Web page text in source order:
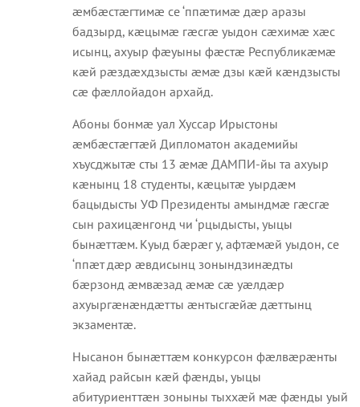
æмбæстæгтимæ се ‘ппæтимæ дæр аразы
бадзырд, кæцымæ гæсгæ уыдон сæхимæ хæс
исынц, ахуыр фæуыны фæстæ Республикæмæ
кæй рæздæхдзысты æмæ дзы кæй кæндзысты
сæ фæллойадон архайд.
Абоны бонмæ уал Хуссар Ирыстоны
æмбæстæгтæй Дипломатон академийы
хъусджытæ сты 13 æмæ ДАМПИ-йы та ахуыр
кæнынц 18 студенты, кæцытæ уырдæм
бацыдысты УФ Президенты амындмæ гæсгæ
сын рахицæнгонд чи ‘рцыдысты, уыцы
бынæттæм. Куыд бæрæг у, афтæмæй уыдон, се
‘ппæт дæр æвдисынц зонындзинæдты
бæрзонд æмвæзад æмæ сæ уæлдæр
ахуыргæнæндæтты æнтысгæйæ дæттынц
экзаментæ.
Нысанон бынæттæм конкурсон фæлвæрæнты
хайад райсын кæй фæнды, уыцы
абитуриенттæн зоныны тыххæй мæ фæнды уый